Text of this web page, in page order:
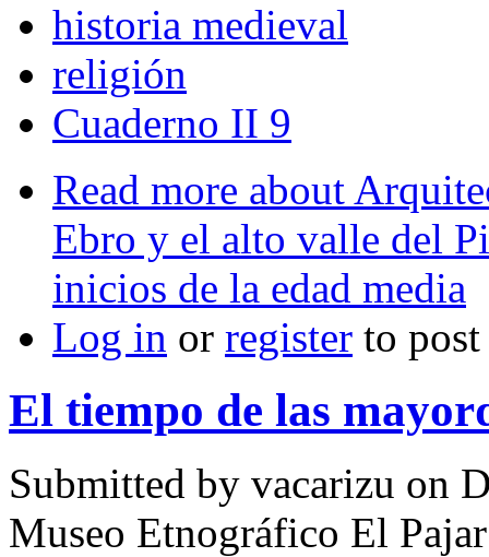
historia medieval
religión
Cuaderno II 9
Read more about
Ebro y el alto valle del
inicios de la edad media
Log in or register to
El tiempo de las
Submitted by vacarizu on
Museo Etnográfico El Pajar